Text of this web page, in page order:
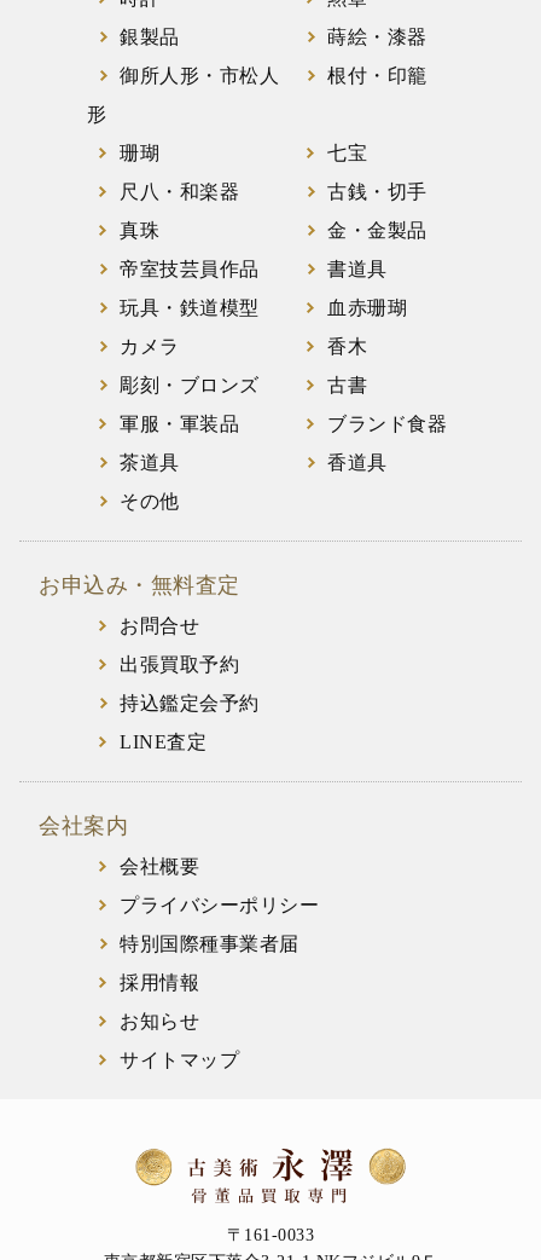
銀製品
蒔絵・漆器
御所人形・市松人
形
根付・印籠
珊瑚
七宝
尺八・和楽器
古銭・切手
真珠
金・金製品
帝室技芸員作品
書道具
玩具・鉄道模型
血赤珊瑚
カメラ
香木
彫刻・ブロンズ
古書
軍服・軍装品
ブランド食器
茶道具
香道具
その他
お申込み・無料査定
お問合せ
出張買取予約
持込鑑定会予約
LINE査定
会社案内
会社概要
プライバシーポリシー
特別国際種事業者届
採用情報
お知らせ
サイトマップ
〒161-0033